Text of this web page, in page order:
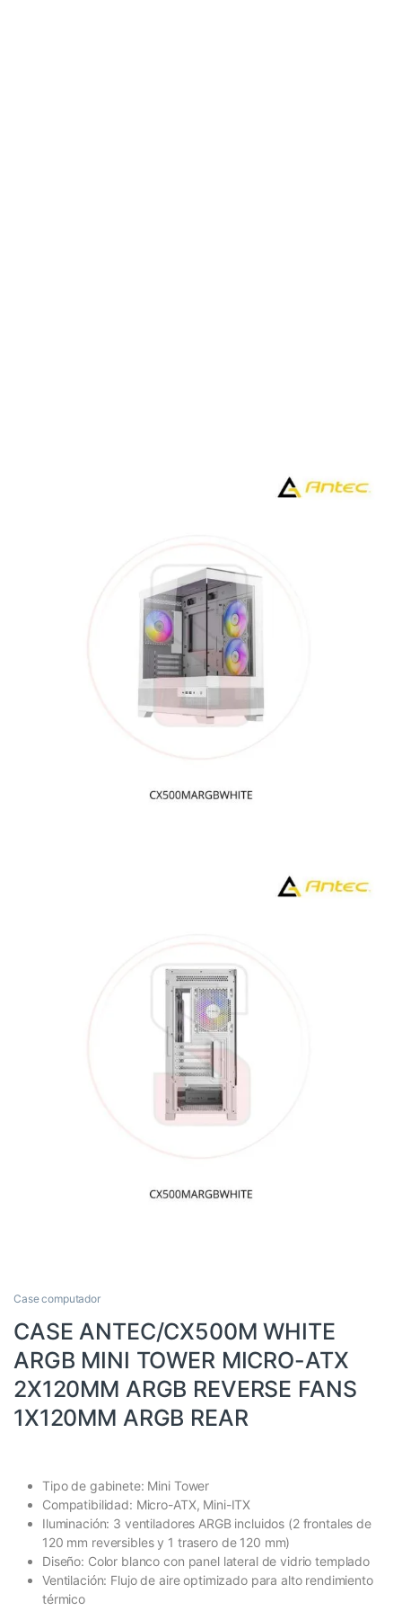
Case computador
CASE ANTEC/CX500M WHITE
ARGB MINI TOWER MICRO-ATX
2X120MM ARGB REVERSE FANS
1X120MM ARGB REAR
Tipo de gabinete: Mini Tower
Compatibilidad: Micro-ATX, Mini-ITX
Iluminación: 3 ventiladores ARGB incluidos (2 frontales de
120 mm reversibles y 1 trasero de 120 mm)
Diseño: Color blanco con panel lateral de vidrio templado
Ventilación: Flujo de aire optimizado para alto rendimiento
térmico